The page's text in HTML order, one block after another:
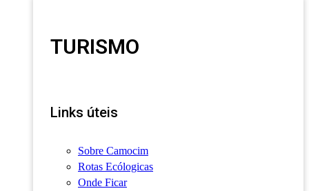
TURISMO
Links úteis
Sobre Camocim
Rotas Ecólogicas
Onde Ficar